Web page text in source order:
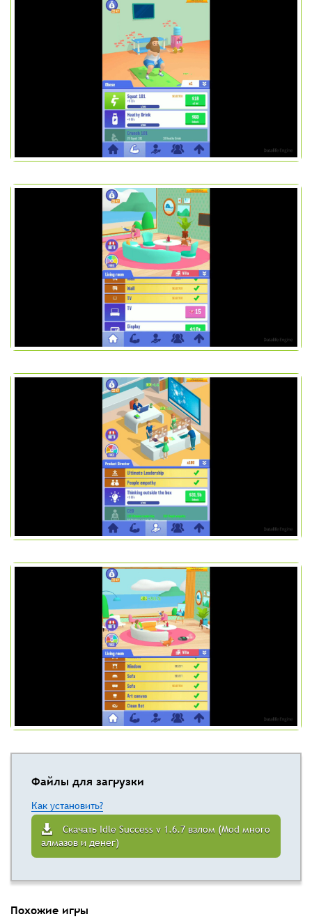
Файлы для загрузки
Как установить?
Скачать Idle Success v 1.6.7 взлом (Mod много
алмазов и денег)
Похожие игры